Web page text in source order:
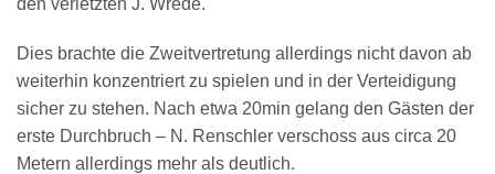
den verletzten J. Wrede.
Dies brachte die Zweitvertretung allerdings nicht davon ab
weiterhin konzentriert zu spielen und in der Verteidigung
sicher zu stehen. Nach etwa 20min gelang den Gästen der
erste Durchbruch – N. Renschler verschoss aus circa 20
Metern allerdings mehr als deutlich.